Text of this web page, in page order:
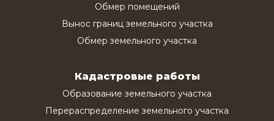
Обмер помещений
Вынос границ земельного участка
Обмер земельного участка
Кадастровые работы
Образование земельного участка
Перераспределение земельного участка